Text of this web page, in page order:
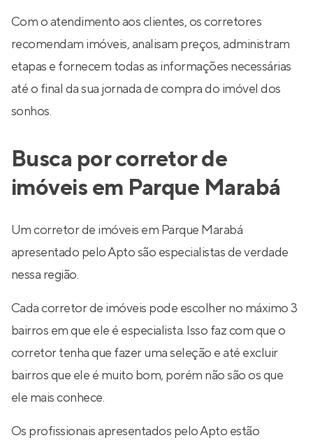
Com o atendimento aos clientes, os corretores
recomendam imóveis, analisam preços, administram
etapas e fornecem todas as informações necessárias
até o final da sua jornada de compra do imóvel dos
sonhos.
Busca por corretor de
imóveis em Parque Marabá
Um corretor de imóveis em Parque Marabá
apresentado pelo Apto são especialistas de verdade
nessa região.
Cada corretor de imóveis pode escolher no máximo 3
bairros em que ele é especialista. Isso faz com que o
corretor tenha que fazer uma seleção e até excluir
bairros que ele é muito bom, porém não são os que
ele mais conhece.
Os profissionais apresentados pelo Apto estão